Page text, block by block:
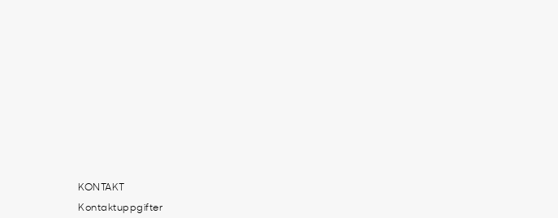
KONTAKT
Kontaktuppgifter